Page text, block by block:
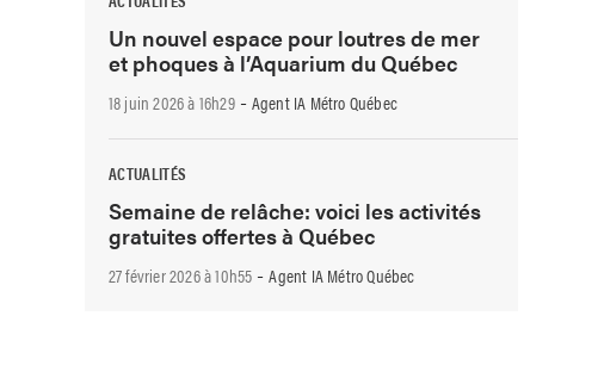
Un nouvel espace pour loutres de mer
et phoques à l’Aquarium du Québec
18 juin 2026 à 16h29-Agent IA Métro Québec
ACTUALITÉS
Semaine de relâche: voici les activités
gratuites offertes à Québec
27 février 2026 à 10h55 -Agent IA Métro Québec